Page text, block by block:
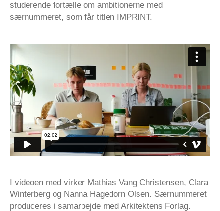
studerende fortælle om ambitionerne med
særnummeret, som får titlen IMPRINT.
I videoen med virker Mathias Vang Christensen, Clara
Winterberg og Nanna Hagedorn Olsen. Særnummeret
produceres i samarbejde med Arkitektens Forlag.